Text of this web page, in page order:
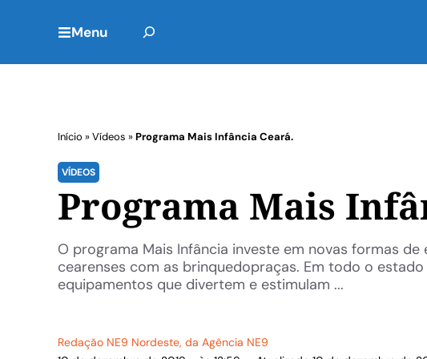
Menu
Início »Vídeos »Programa Mais Infância Ceará.
VÍDEOS
Programa Mais
O programa Mais Infância investe em novas formas
cearenses com as brinquedopraças. Em todo o
equipamentos que divertem e estimulam ...
Redação NE9 Nordeste, da Agência NE9